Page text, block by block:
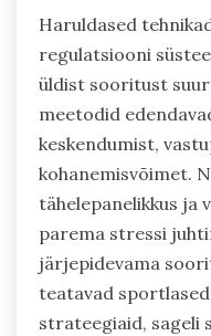
Haruldased
regulatsiooni
üldist sooritust
meetodid
keskendumist,
kohanemisvõimet.
tähelepanelikkus ja
parema stressi
järjepidevama
teatavad
strateegiaid, sageli